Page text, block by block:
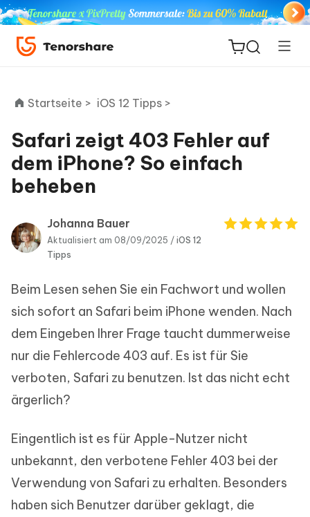
ReiBoot
for iOS
PDF
Editor
Neu
Startseite > iOS 12 Tipps >
Safari zeigt 403 Fehler auf
dem iPhone? So einfach
beheben
Johanna Bauer
Aktualisiert am 08/09/2025 / iOS 12
Tipps
Beim Lesen sehen Sie ein Fachwort und wollen
sich sofort an Safari beim iPhone wenden. Nach
dem Eingeben Ihrer Frage taucht dummerweise
nur die Fehlercode 403 auf. Es ist für Sie
verboten, Safari zu benutzen. Ist das nicht echt
ärgerlich?
Eingentlich ist es für Apple-Nutzer nicht
unbekannt, den verbotene Fehler 403 bei der
Verwendung von Safari zu erhalten. Besonders
haben sich Benutzer darüber geklagt, die